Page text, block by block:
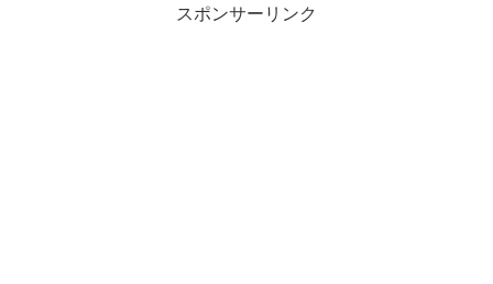
スポンサーリンク